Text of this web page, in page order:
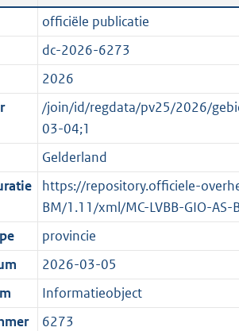
a
n
d
g
r
o
o
t
t
e
:
1
K
b
officiële publicatie
dc-2026-6273
2026
/join/id/regdata/pv25/2026/
03-04;1
Gelderland
https://repository.officiele-
BM/1.11/xml/MC-LVBB-GIO-AS-
provincie
2026-03-05
Informatieobject
6273